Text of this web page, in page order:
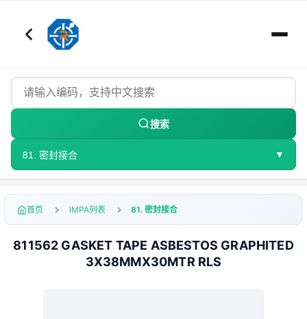
搜索
81. 密封接合 ▼
首页 IMPA列表 81. 密封接合
811562 GASKET TAPE ASBESTOS GRAPHITED
3X38MMX30MTR RLS